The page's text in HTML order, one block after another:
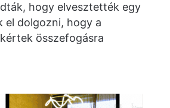
hogy elvesztették egy
el dolgozni, hogy a
összefogásra